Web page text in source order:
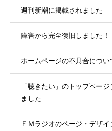
週刊新潮に掲載されました
障害から完全復旧しました！
ホームページの不具合につい
「聴きたい」のトップペー
ました
ＦＭラジオのページ・デザイ